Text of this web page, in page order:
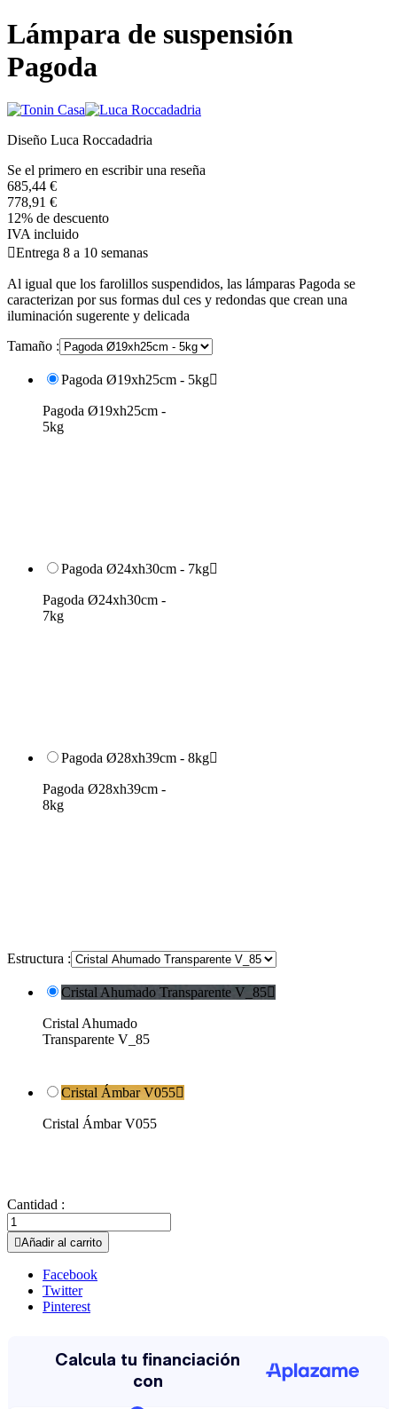
Lámpara de suspensión
Pagoda
Diseño Luca Roccadadria
Se el primero en escribir una reseña
685,44 €
778,91 €
12% de descuento
IVA incluido
Entrega 8 a 10 semanas
Al igual que los farolillos suspendidos, las lámparas Pagoda se
caracterizan por sus formas dul ces y redondas que crean una
iluminación sugerente y delicada
Tamaño :
Pagoda Ø19xh25cm - 5kg
Pagoda Ø19xh25cm -
5kg
Pagoda Ø24xh30cm - 7kg
Pagoda Ø24xh30cm -
7kg
Pagoda Ø28xh39cm - 8kg
Pagoda Ø28xh39cm -
8kg
Estructura :
Cristal Ahumado Transparente V_85
Cristal Ahumado
Transparente V_85
Cristal Ámbar V055
Cristal Ámbar V055
Cantidad :
Añadir al carrito
Facebook
Twitter
Pinterest